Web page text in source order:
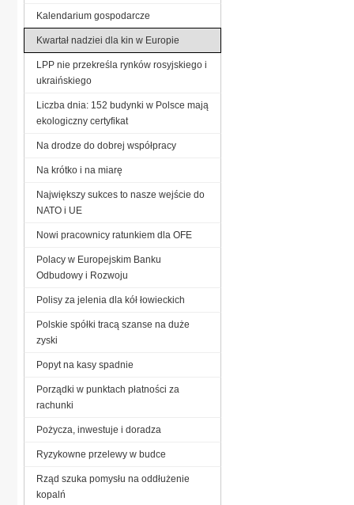
Kalendarium gospodarcze
Kwartał nadziei dla kin w Europie
LPP nie przekreśla rynków rosyjskiego i
ukraińskiego
Liczba dnia: 152 budynki w Polsce mają
ekologiczny certyfikat
Na drodze do dobrej współpracy
Na krótko i na miarę
Największy sukces to nasze wejście do
NATO i UE
Nowi pracownicy ratunkiem dla OFE
Polacy w Europejskim Banku
Odbudowy i Rozwoju
Polisy za jelenia dla kół łowieckich
Polskie spółki tracą szanse na duże
zyski
Popyt na kasy spadnie
Porządki w punktach płatności za
rachunki
Pożycza, inwestuje i doradza
Ryzykowne przelewy w budce
Rząd szuka pomysłu na oddłużenie
kopalń